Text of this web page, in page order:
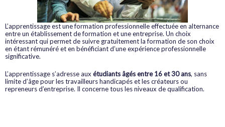
L’apprentissage est une formation professionnelle effectuée en alternance
entre un établissement de formation et une entreprise. Un choix
intéressant qui permet de suivre gratuitement la formation de son choix
en étant rémunéré et en bénéficiant d’une expérience professionnelle
significative.
L’apprentissage s’adresse aux étudiants âgés entre 16 et 30 ans, sans
limite d’âge pour les travailleurs handicapés et les créateurs ou
repreneurs d’entreprise. Il concerne tous les niveaux de qualification.